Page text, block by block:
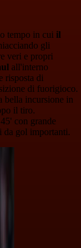
tempo in cui il
gli
veri e propri
all'interno
risposta di
di fuorigioco.
bella incursione in
il tiro.
con grande
da gol importanti.